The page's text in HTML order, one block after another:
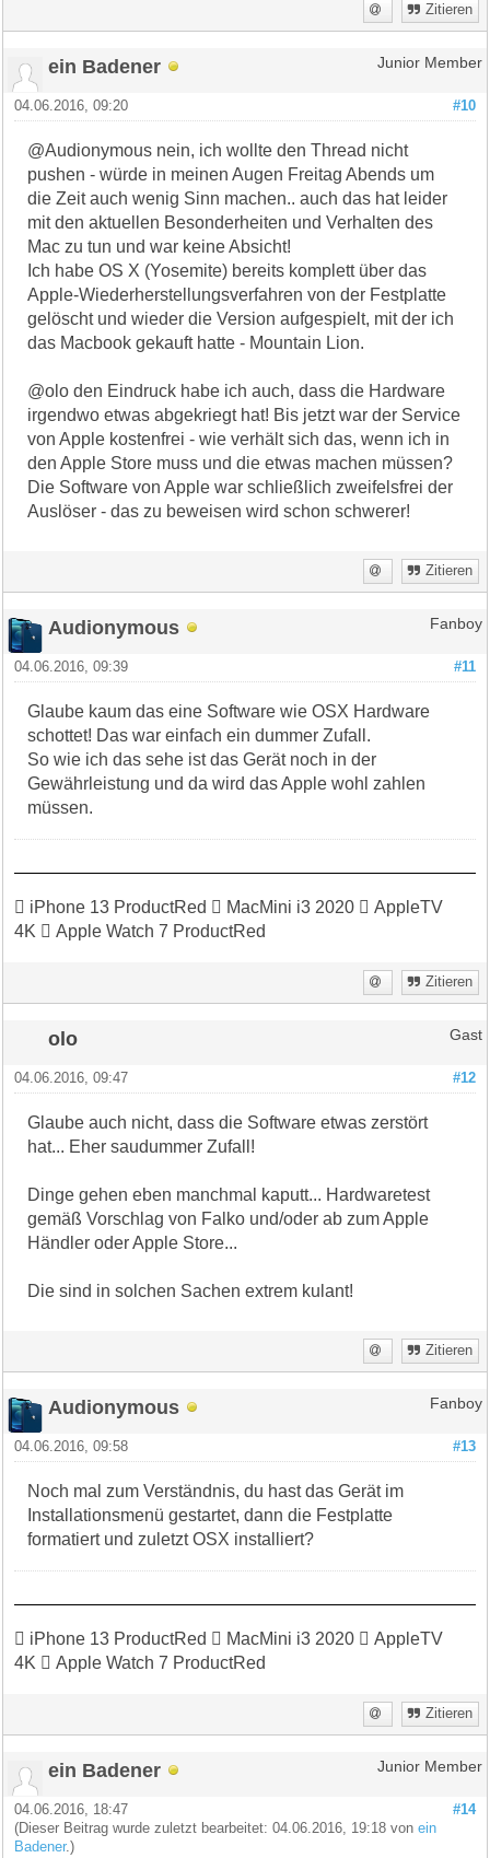
Zitieren
ein Badener Junior Member
#10
04.06.2016, 09:20
@Audionymous nein, ich wollte den Thread nicht
pushen - würde in meinen Augen Freitag Abends um
die Zeit auch wenig Sinn machen.. auch das hat leider
mit den aktuellen Besonderheiten und Verhalten des
Mac zu tun und war keine Absicht!
Ich habe OS X (Yosemite) bereits komplett über das
Apple-Wiederherstellungsverfahren von der Festplatte
gelöscht und wieder die Version aufgespielt, mit der ich
das Macbook gekauft hatte - Mountain Lion.
@olo den Eindruck habe ich auch, dass die Hardware
irgendwo etwas abgekriegt hat! Bis jetzt war der Service
von Apple kostenfrei - wie verhält sich das, wenn ich in
den Apple Store muss und die etwas machen müssen?
Die Software von Apple war schließlich zweifelsfrei der
Auslöser - das zu beweisen wird schon schwerer!
Zitieren
Audionymous Fanboy
#11
04.06.2016, 09:39
Glaube kaum das eine Software wie OSX Hardware
schottet! Das war einfach ein dummer Zufall.
So wie ich das sehe ist das Gerät noch in der
Gewährleistung und da wird das Apple wohl zahlen
müssen.
 iPhone 13 ProductRed  MacMini i3 2020  AppleTV
4K  Apple Watch 7 ProductRed
Zitieren
olo Gast
#12
04.06.2016, 09:47
Glaube auch nicht, dass die Software etwas zerstört
hat... Eher saudummer Zufall!
Dinge gehen eben manchmal kaputt... Hardwaretest
gemäß Vorschlag von Falko und/oder ab zum Apple
Händler oder Apple Store...
Die sind in solchen Sachen extrem kulant!
Zitieren
Audionymous Fanboy
#13
04.06.2016, 09:58
Noch mal zum Verständnis, du hast das Gerät im
Installationsmenü gestartet, dann die Festplatte
formatiert und zuletzt OSX installiert?
 iPhone 13 ProductRed  MacMini i3 2020  AppleTV
4K  Apple Watch 7 ProductRed
Zitieren
ein Badener Junior Member
#14
04.06.2016, 18:47
(Dieser Beitrag wurde zuletzt bearbeitet: 04.06.2016, 19:18 vonein
Badener.)